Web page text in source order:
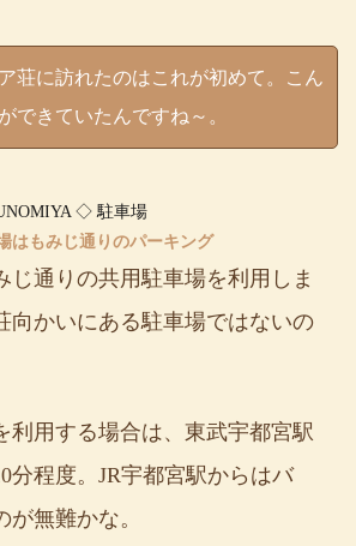
荘に訪れたのはこれが初めて。こん
できていたんですね～。
はもみじ通りのパーキング
じ通りの共用駐車場を利用しま
向かいにある駐車場ではないの
利用する場合は、東武宇都宮駅
分程度。JR宇都宮駅からはバ
無難かな。